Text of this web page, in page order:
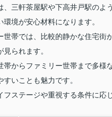
、三軒茶屋駅や下高井戸駅のよ
環境が安心材料になります。
世帯では、比較的静かな住宅街
られます。
帯からファミリー世帯まで多様
いことも魅力です。
フステージや重視する条件に応